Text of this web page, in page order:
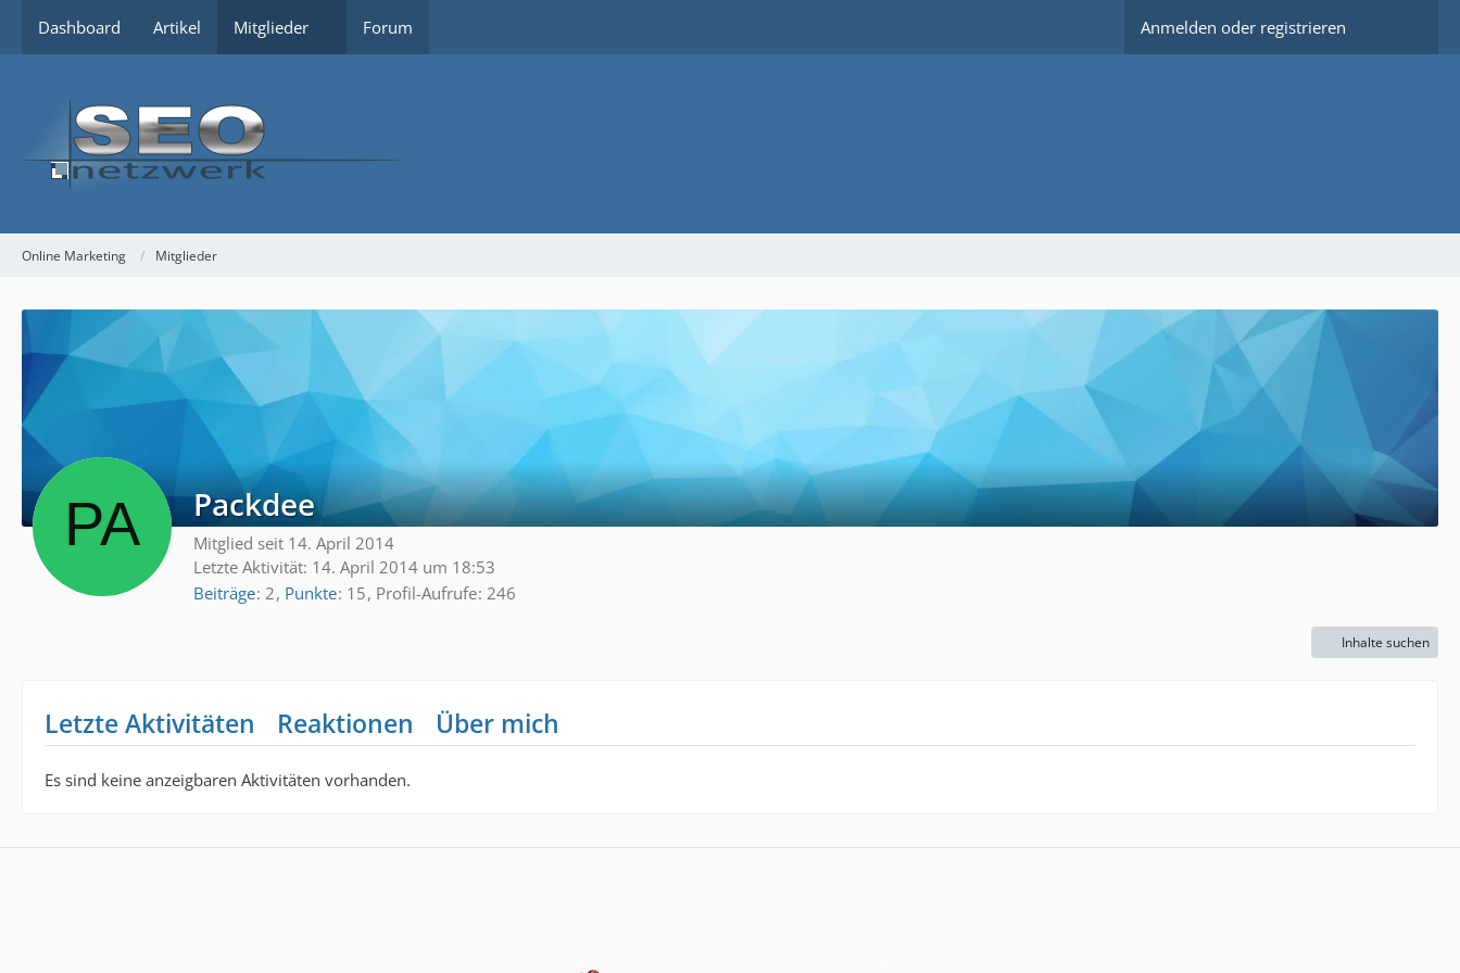
Dashboard Artikel Mitglieder Forum Anmelden oder registrieren
Online Marketing Mitglieder
Packdee
Mitglied seit 14. April 2014
Letzte Aktivität: 14. April 2014 um 18:53
Beiträge 2 Punkte 15 Profil-Aufrufe 246
Inhalte suchen
Letzte Aktivitäten Reaktionen Über mich
Es sind keine anzeigbaren Aktivitäten vorhanden.